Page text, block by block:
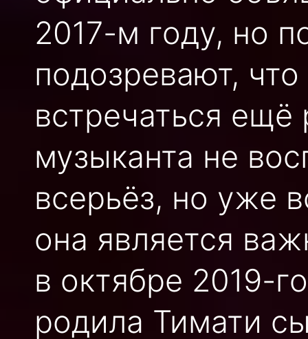
2017-м году, но
подозревают,
встречаться
музыканта не
всерьёз, но уже
она является
в октябре 2019-
родила Тимати